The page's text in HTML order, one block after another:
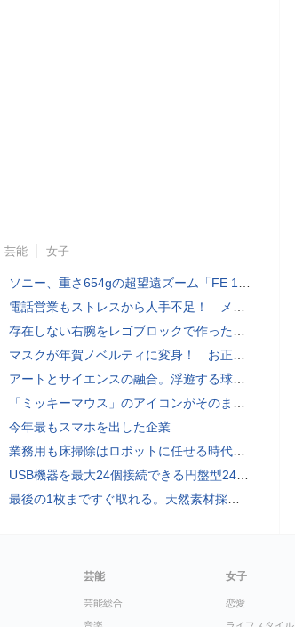
芸能 女子
ソニー、重さ654gの超望遠ズーム「FE 100-400mm F5.6-8 OSS」 実売14万円前後
電話営業もストレスから人手不足！ メンタルに心配ない会話AI 「Sakura TALK」が営業電話をかける時代がくる
存在しない右腕をレゴブロックで作った少年ビルダーが登場
マスクが年賀ノベルティに変身！ お正月特別パッケージの注文受付開始
アートとサイエンスの融合。浮遊する球体インテリア「Buda Ball(ブダボール)」
「ミッキーマウス」のアイコンがそのままスマホホルダーに iFaceのMagSynqシリーズに新モデル
今年最もスマホを出した企業
業務用も床掃除はロボットに任せる時代が本格到来 ビルメンヒューマンフェア ＆ クリーンEXPO 2018
USB機器を最大24個接続できる円盤型24ポートUSBハブが登場
最後の1枚まですぐ取れる。天然素材採用の「Ih Paperティッシュケース」
芸能
芸能総合
女子
恋愛